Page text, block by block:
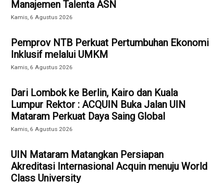
Manajemen Talenta ASN
Kamis, 6 Agustus 2026
Pemprov NTB Perkuat Pertumbuhan Ekonomi
Inklusif melalui UMKM
Kamis, 6 Agustus 2026
Dari Lombok ke Berlin, Kairo dan Kuala
Lumpur Rektor : ACQUIN Buka Jalan UIN
Mataram Perkuat Daya Saing Global
Kamis, 6 Agustus 2026
UIN Mataram Matangkan Persiapan
Akreditasi Internasional Acquin menuju World
Class University